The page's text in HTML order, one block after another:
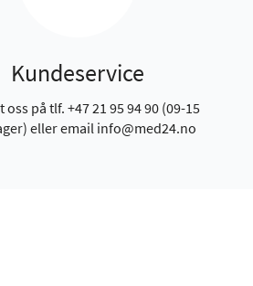
Kundeservice
oss på tlf. +47 21 95 94 90 (09-15
eller email info@med24.no